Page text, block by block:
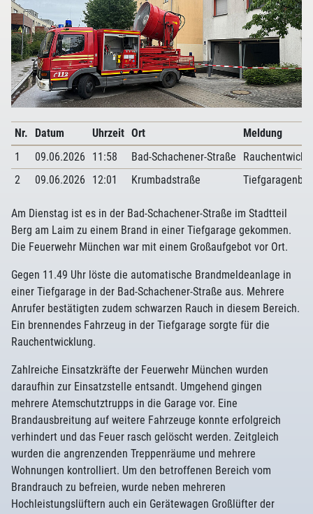
Nr. Datum Uhrzeit Ort
Meldung
1
09.06.2026 11:58 Bad-Schachener-Straße
2
09.06.2026 12:01 Krumbadstraße
Am Dienstag ist es in der Bad-Schachener-Straße im Stadtteil
Berg am Laim zu einem Brand in einer Tiefgarage gekommen.
Die Feuerwehr München war mit einem Großaufgebot vor Ort.
Gegen 11.49 Uhr löste die automatische Brandmeldeanlage in
einer Tiefgarage in der Bad-Schachener-Straße aus. Mehrere
Anrufer bestätigten zudem schwarzen Rauch in diesem Bereich.
Ein brennendes Fahrzeug in der Tiefgarage sorgte für die
Rauchentwicklung.
Zahlreiche Einsatzkräfte der Feuerwehr München wurden
daraufhin zur Einsatzstelle entsandt. Umgehend gingen
mehrere Atemschutztrupps in die Garage vor. Eine
Brandausbreitung auf weitere Fahrzeuge konnte erfolgreich
verhindert und das Feuer rasch gelöscht werden. Zeitgleich
wurden die angrenzenden Treppenräume und mehrere
Wohnungen kontrolliert. Um den betroffenen Bereich vom
Brandrauch zu befreien, wurde neben mehreren
Hochleistungslüftern auch ein Gerätewagen Großlüfter der